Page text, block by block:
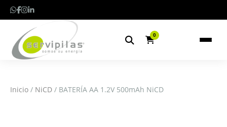
0
Inicio / NiCD / BATERÍA AA 1.2V 500mAh NiCD